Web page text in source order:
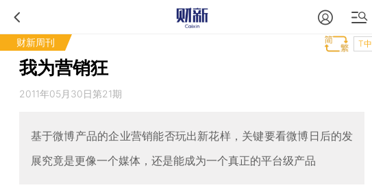
财新周刊 T中
我为营销狂
2011年05月30日第21期
基于微博产品的企业营销能否玩出新花样，关键要看微博日后的发
展究竟是更像一个媒体，还是能成为一个真正的平台级产品